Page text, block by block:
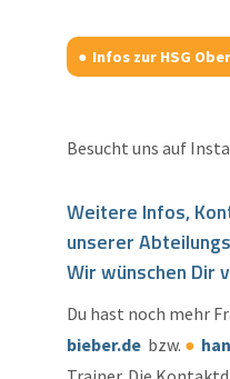
Infos zur HSG
Besucht uns auf
Weitere Infos,
unserer
Wir wünschen Dir
Du hast noch mehr
bieber.de bzw.